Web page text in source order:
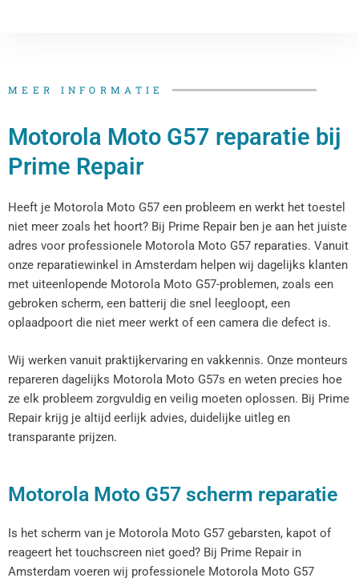
MEER INFORMATIE
Motorola Moto G57 reparatie bij
Prime Repair
Heeft je Motorola Moto G57 een probleem en werkt het toestel
niet meer zoals het hoort? Bij Prime Repair ben je aan het juiste
adres voor professionele Motorola Moto G57 reparaties. Vanuit
onze reparatiewinkel in Amsterdam helpen wij dagelijks klanten
met uiteenlopende Motorola Moto G57-problemen, zoals een
gebroken scherm, een batterij die snel leegloopt, een
oplaadpoort die niet meer werkt of een camera die defect is.
Wij werken vanuit praktijkervaring en vakkennis. Onze monteurs
repareren dagelijks Motorola Moto G57s en weten precies hoe
ze elk probleem zorgvuldig en veilig moeten oplossen. Bij Prime
Repair krijg je altijd eerlijk advies, duidelijke uitleg en
transparante prijzen.
Motorola Moto G57 scherm reparatie
Is het scherm van je Motorola Moto G57 gebarsten, kapot of
reageert het touchscreen niet goed? Bij Prime Repair in
Amsterdam voeren wij professionele Motorola Moto G57